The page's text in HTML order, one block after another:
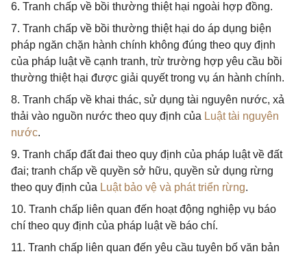
6. Tranh chấp về bồi thường thiệt hại ngoài hợp đồng.
7. Tranh chấp về bồi thường thiệt hại do áp dụng biện
pháp ngăn chặn hành chính không đúng theo quy định
của pháp luật về cạnh tranh, trừ trường hợp yêu cầu bồi
thường thiệt hại được giải quyết trong vụ án hành chính.
8. Tranh chấp về khai thác, sử dụng tài nguyên nước, xả
thải vào nguồn nước theo quy định của Luật tài nguyên
nước.
9. Tranh chấp đất đai theo quy định của pháp luật về đất
đai; tranh chấp về quyền sở hữu, quyền sử dụng rừng
theo quy định của Luật bảo vệ và phát triển rừng.
10. Tranh chấp liên quan đến hoạt động nghiệp vụ báo
chí theo quy định của pháp luật về báo chí.
11. Tranh chấp liên quan đến yêu cầu tuyên bố văn bản